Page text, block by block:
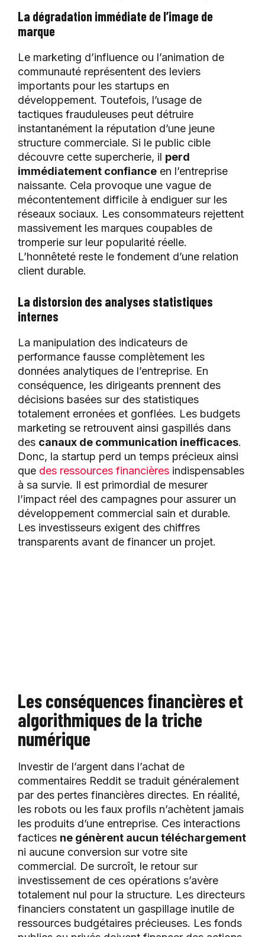
La dégradation immédiate de l’image de
marque
Le marketing d’influence ou l’animation de
communauté représentent des leviers
importants pour les startups en
développement. Toutefois, l’usage de
tactiques frauduleuses peut détruire
instantanément la réputation d’une jeune
structure commerciale. Si le public cible
découvre cette supercherie, il perd
immédiatement confiance en l’entreprise
naissante. Cela provoque une vague de
mécontentement difficile à endiguer sur les
réseaux sociaux. Les consommateurs rejettent
massivement les marques coupables de
tromperie sur leur popularité réelle.
L’honnêteté reste le fondement d’une relation
client durable.
La distorsion des analyses statistiques
internes
La manipulation des indicateurs de
performance fausse complètement les
données analytiques de l’entreprise. En
conséquence, les dirigeants prennent des
décisions basées sur des statistiques
totalement erronées et gonflées. Les budgets
marketing se retrouvent ainsi gaspillés dans
des canaux de communication inefficaces.
Donc, la startup perd un temps précieux ainsi
que des ressources financières indispensables
à sa survie. Il est primordial de mesurer
l’impact réel des campagnes pour assurer un
développement commercial sain et durable.
Les investisseurs exigent des chiffres
transparents avant de financer un projet.
Les conséquences financières et
algorithmiques de la triche
numérique
Investir de l’argent dans l’achat de
commentaires Reddit se traduit généralement
par des pertes financières directes. En réalité,
les robots ou les faux profils n’achètent jamais
les produits d’une entreprise. Ces interactions
factices ne génèrent aucun téléchargement
ni aucune conversion sur votre site
commercial. De surcroît, le retour sur
investissement de ces opérations s’avère
totalement nul pour la structure. Les directeurs
financiers constatent un gaspillage inutile de
ressources budgétaires précieuses. Les fonds